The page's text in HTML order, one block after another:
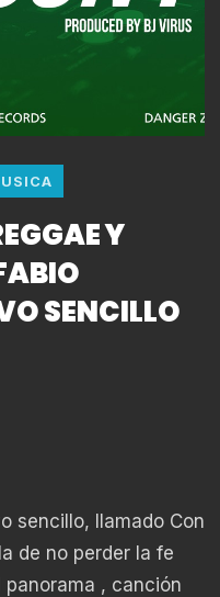
Y
SENCILLO
sencillo, llamado Con
de no perder la fe
, canción